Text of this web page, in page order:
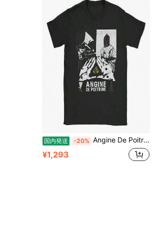
国内発送 -20% Angine De Poitrine ロックバンド T シャツ ビーチ ヴィンテージ T シャツ コットン レジャー T シャツ 大人用 カスタム DIY 服.jpg
¥1,293